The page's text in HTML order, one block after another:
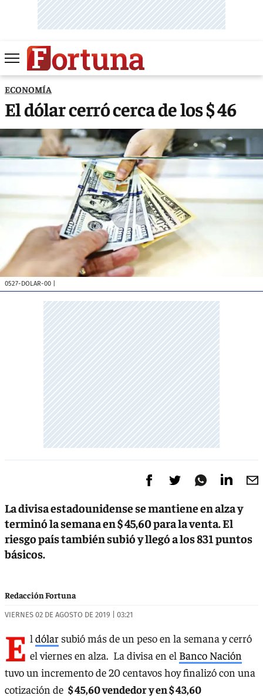
ECONOMÍA
El dólar cerró cerca de los $ 46
0527-DOLAR-00
La divisa estadounidense se mantiene en alza y
terminó la semana en $ 45,60 para la venta. El
riesgo país también subió y llegó a los 831 puntos
básicos.
Redacción Fortuna
VIERNES 02 DE AGOSTO DE 2019 | 03:21
E l dólar subió más de un peso en la semana y cerró
el viernes en alza. La divisa en el Banco Nación
tuvo un incremento de 20 centavos hoy finalizó con una
cotización de $ 45,60 vendedor y en $ 43,60